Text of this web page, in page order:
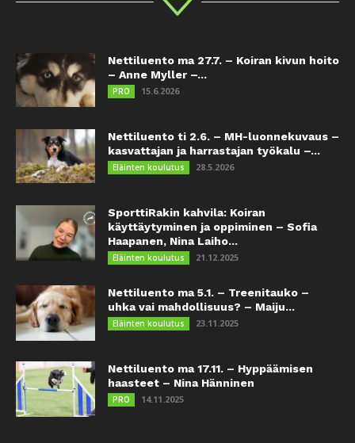
Nettiluento ma 27.7. – Koiran kivun hoito
– Anne Myller –...
PRO 15.6.2026
Nettiluento ti 2.6. – MH-luonnekuvaus –
kasvattajan ja harrastajan työkalu –...
Eläinten koulutus 28.5.2026
SporttiRakin kahvila: Koiran
käyttäytyminen ja oppiminen – Sofia
Haapanen, Nina Laiho...
Eläinten koulutus 21.12.2025
Nettiluento ma 5.1. – Treenitauko –
uhka vai mahdollisuus? – Maiju...
Eläinten koulutus 23.11.2025
Nettiluento ma 17.11. – Hyppäämisen
haasteet – Nina Hänninen
PRO 14.11.2025